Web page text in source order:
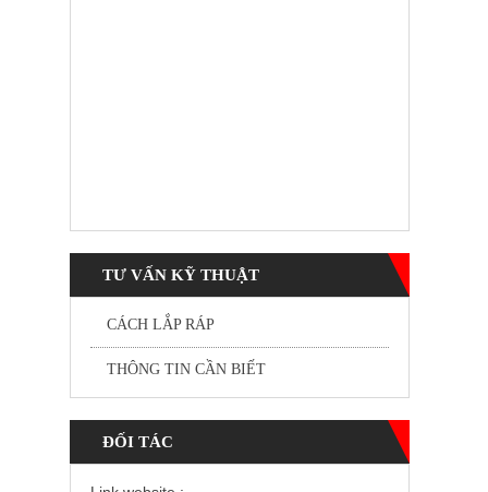
TƯ VẤN KỸ THUẬT
CÁCH LẮP RÁP
THÔNG TIN CẦN BIẾT
ĐỐI TÁC